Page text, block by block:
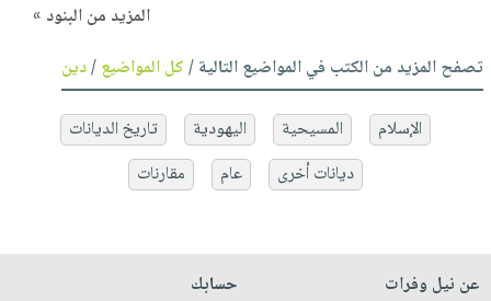
المزيد من البنود »
تصفح المزيد من الكتب في المواضيع التالية /كل المواضيع/دين
الإسلام المسيحية اليهودية
تاريخ الديانات
ديانات أخرى
عام مقارنات
عن نيل وفرات
حسابك